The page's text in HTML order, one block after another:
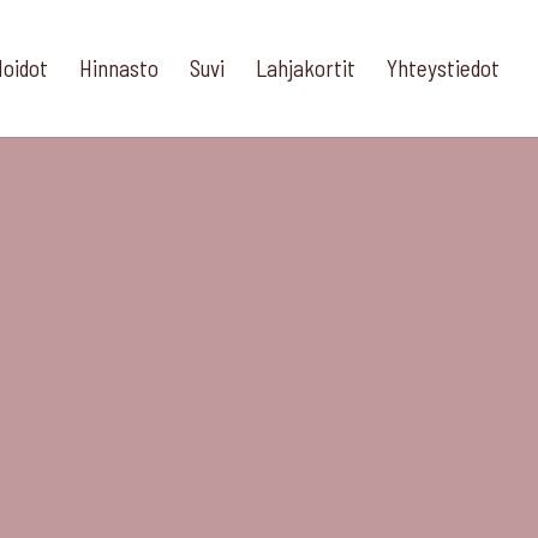
Hinnasto Suvi Lahjakortit Yhteystiedot